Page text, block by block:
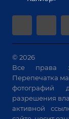
Машины
Системы
Станки
Решения для
автоматизации
© 2026
Все права
Перепечатка
фотографий
разрешения
активной